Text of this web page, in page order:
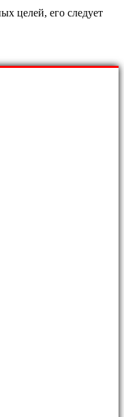
целей, его следует